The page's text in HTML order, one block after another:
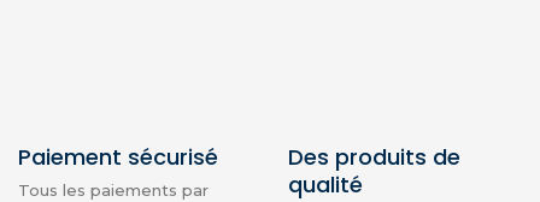
Paiement sécurisé
Tous les paiements par
Des produits de
qualité